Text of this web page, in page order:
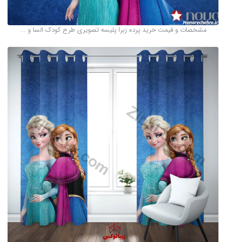
مشخصات و قیمت خرید پرده زبرا پلیسه تصویری طرح کودک السا و ...